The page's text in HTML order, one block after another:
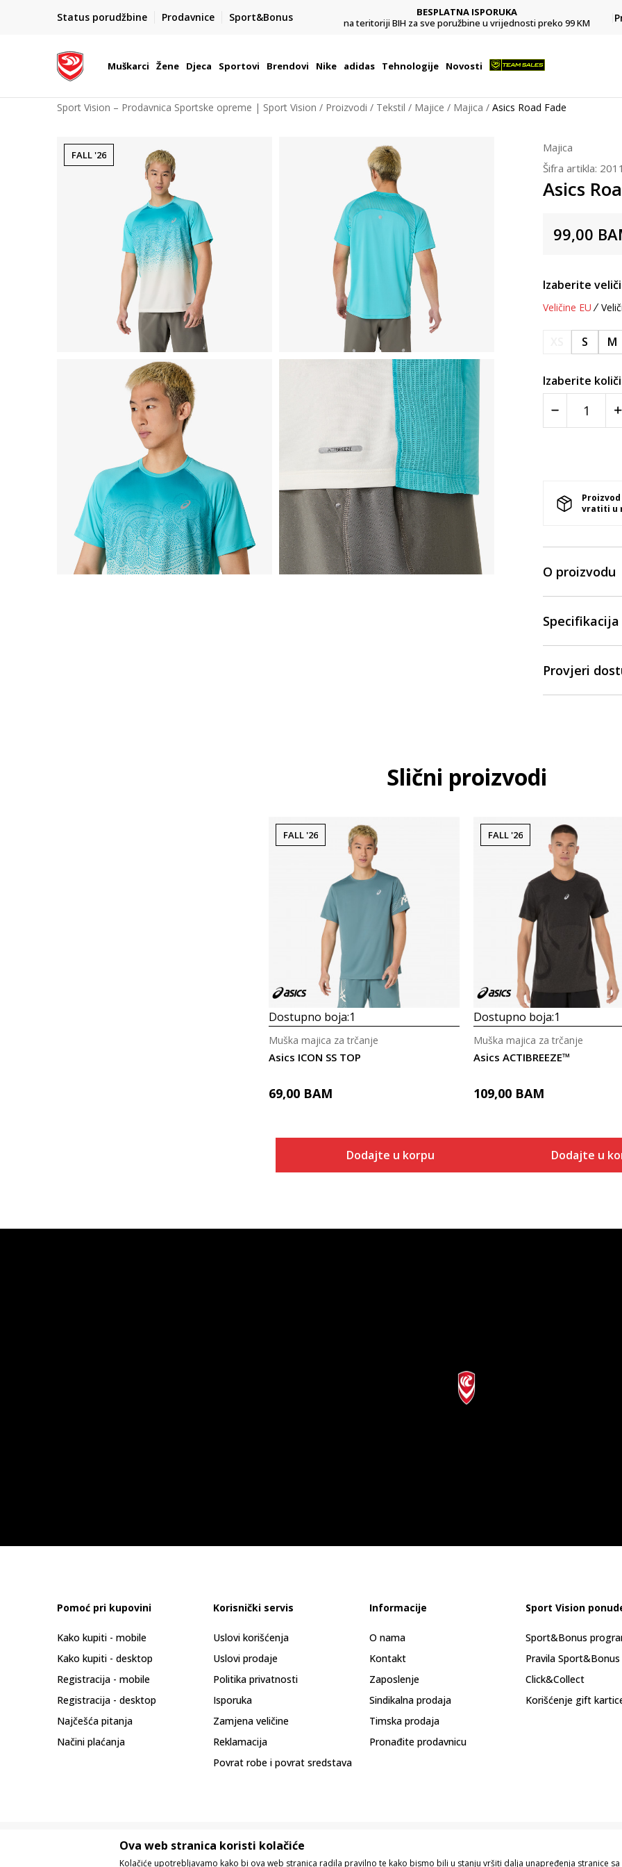
Status porudžbine Prodavnice Sport&Bonus
POZOVITE NAS NA : 055/490-400
Pon-Pet od 9h - 16h
BESPLATNA ISPORUKA
na teritoriji BIH za sve poružbine u vrijednosti preko 99 KM
Muškarci Žene Djeca Sportovi Brendovi Nike adidas Tehnologije Novosti
Sport Vision – Prodavnica Sportske opreme | Sport Vision Proizvodi Tekstil Majice Majica Asics Road Fade
FALL '26
Majica
Šifra artikla:
Asics
99,00
Izaberite
Veličine EU
S M
Izaberite
vratiti u
O proizvodu
Specifikacija
Provjeri
Slični proizvodi
FALL '26
Dostupno boja:1
Asics ICON SS TOP
Muška majica za trčanje
69,00 BAM
Dodajte u korpu
FALL '26
Dostupno boja:1
Asics ACTIBREEZE™
Muška majica za trčanje
109,00 BAM
Dodajte u
Pomoć pri kupovini
Kako kupiti - mobile
Kako kupiti - desktop
Registracija - mobile
Registracija - desktop
Najčešća pitanja
Načini plaćanja
Korisnički servis
Uslovi korišćenja
Uslovi prodaje
Politika privatnosti
Isporuka
Zamjena veličine
Reklamacija
Povrat robe i povrat sredstava
Informacije
O nama
Kontakt
Zaposlenje
Sindikalna prodaja
Timska prodaja
Pronađite prodavnicu
Sport Vision
Sport&Bonus
Pravila
Click&Collect
Korišćenje gift
Ova web stranica koristi kolačiće
Kolačiće upotrebljavamo kako bi ova web stranica radila pravilno te kako bismo bili u stanju vršiti dalja unapređenja stranice